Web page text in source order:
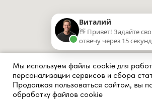
Оставляя заявку на сайте, вы соглашаетесь с
политикой
обработкой персональных данных
Мы используем файлы cookie для
персонализации сервисов и сбора
Продолжая пользоваться сайтом, вы
обработку файлов cookie
Виталий
👋 Привет! Задайте
отвечу через 15 секунд